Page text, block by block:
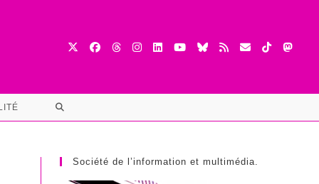
TOGGLE
SEARCH
Société de l’information et multimédia.